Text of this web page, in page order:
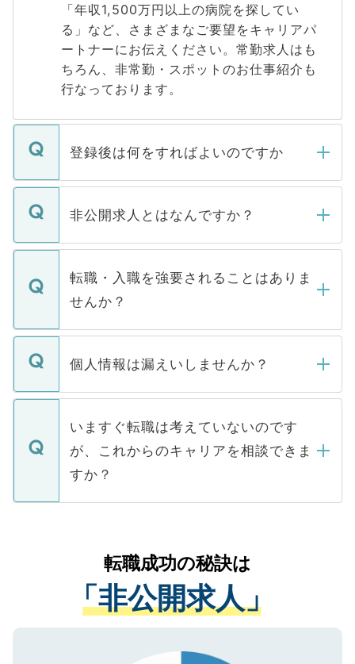
「年収1,500万円以上の病院を探してい
る」など、さまざまなご要望をキャリアパ
ートナーにお伝えください。常勤求人はも
ちろん、非常勤・スポットのお仕事紹介も
行なっております。
登録後は何をすればよいのですか
ご登録いただきましたら、弊社担当者がご
登録内容を確認し、その後メールもしくは
ます。通常、5営業日以内にはご連絡をせて
いただきますので、しばらくお待ちくださ
い。
非公開求人とはなんですか？
マイナビDOCTORで取り扱っている求人の
うち約3割は、Webサイトからご覧いただ
けない「非公開求人」です。非公開求人は
下記の理由によって、一般には公開してい
ません。
■応募殺到を避けるため 人気のある医療機
関を公にしてしまうと、応募が殺到する場
に、医療機関が求める条件に合った人材の
みを人材紹介会社に依頼するケースが増え
ています。
転職・入職を強要されることはありま
せんか？
転職・入職を強要することは一切ありませ
ん。また、仮に応募先から内定をいただい
定を承諾する必要はありません。内定先へ
の辞退の連絡はキャリアパートナーが行い
ますので、ご安心ください。
個人情報は漏えいしませんか？
個人情報が漏えいすることはありませんの
で、ご安心ください。当サイトからの登録
などで収集したご登録者様の個人情報は、
ご本人のキャリアアップおよび転職活動の
支援を目的に使用いたします。お預かりし
ているすべての個人データはご本人の許可
は、個人情報の取り扱いについての厳密な
管理基準を満たした事業者のみに付与され
る、プライバシーマークを取得済みです。
ご登録いただいた個人情報は、SSL（デー
で、機密保持に関してもご安心ください。
いますぐ転職は考えていないのです
が、これからのキャリアを相談できま
すか？
かがいして、現在の医療機関の状況や紹介
経験をまじえながら、適切なアドバイスを
させていただきます。すぐにご転職をされ
ない方には、長期的なサポートが可能です
ので、まずはご登録ください。
転職成功の秘訣は
「非公開求人」